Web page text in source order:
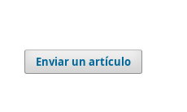
Enviar un artículo